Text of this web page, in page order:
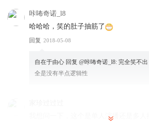
咔咘奇诺_l8
哈哈哈，笑的肚子抽筋了
回复 2018-05-08
自在于由心 回复 @咔咘奇诺_l8: 完全笑不
全是没有半点逻辑性
我想问一下，这个是单人演播还是多人